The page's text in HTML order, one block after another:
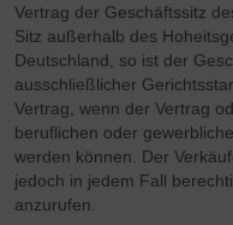
Vertrag der Geschäftssitz
Sitz außerhalb des
Deutschland, so ist der
ausschließlicher
Vertrag, wenn der Vertrag
beruflichen oder
werden können. Der
jedoch in jedem Fall
anzurufen.